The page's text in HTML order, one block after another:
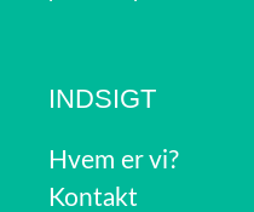
INDSIGT
Hvem er vi?
Kontakt